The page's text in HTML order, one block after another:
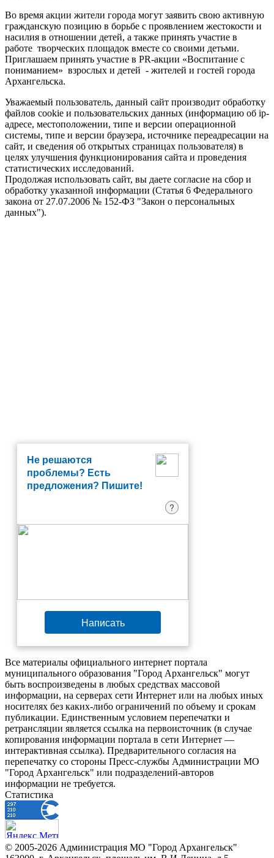
Во время акции жители города могут заявить свою активную
гражданскую позицию в борьбе с проявлением жестокости и
насилия в отношении детей, а также принять участие в
работе творческих площадок вместе со своими детьми.
Приглашаем принять участие в PR-акции «Воспитание с
пониманием» взрослых и детей - жителей и гостей города
Архангельска.
Уважаемый пользователь, данный сайт производит обработку
файлов cookie и пользовательских данных (информацию об ip-
адресе, местоположении, типе и версии операционной
системы, типе и версии браузера, источнике переадресации на
сайт, и сведения об открытых страницах пользователя) в
целях улучшения функционирования сайта и проведения
статистических исследований.
Продолжая использовать сайт, вы даете согласие на сбор и
обработку указанной информации (Статья 6 Федерального
закона от 27.07.2006 № 152-ФЗ "Закон о персональных
данных").
Не решаются
проблемы? Есть
предложения? Пишите!
?
Написать
Все материалы официального интернет портала
муниципального образования "Город Архангельск" могут
быть воспроизведены в любых средствах массовой
информации, на серверах сети Интернет или на любых иных
носителях без каких-либо ограничений по объему и срокам
публикации. Единственным условием перепечатки и
ретрансляции является ссылка на первоисточник (в случае
копирования информации портала в сети Интернет —
интерактивная ссылка). Предварительного согласия на
перепечатку со стороны Пресс-службы Администрации МО
"Город Архангельск" или подразделений-авторов
информации не требуется.
Статистика
© 2005-2026 Администрация МО "Город Архангельск"